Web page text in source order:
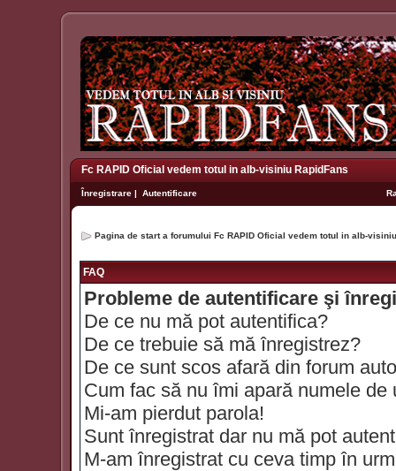
Fc RAPID Oficial vedem totul in alb-visiniu RapidFans
Înregistrare | Autentificare
Pagina de start a forumului Fc RAPID Oficial vedem totul in alb-
FAQ
Probleme de autentificare şi
De ce nu mă pot autentifica?
De ce trebuie să mă înregistrez?
De ce sunt scos afară din forum
Cum fac să nu îmi apară numele
Mi-am pierdut parola!
Sunt înregistrat dar nu mă pot
M-am înregistrat cu ceva timp în